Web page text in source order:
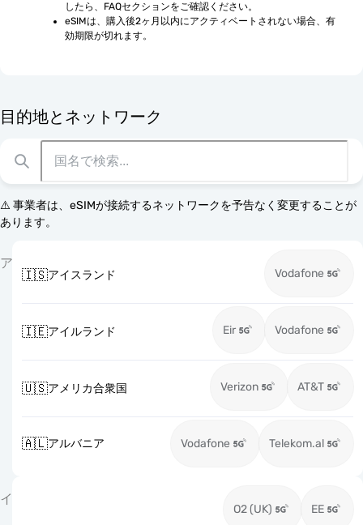
したら、FAQセクションをご確認ください。
eSIMは、購入後2ヶ月以内にアクティベートされない場合、有
効期限が切れます。
目的地とネットワーク
⚠️ 事業者は、eSIMが接続するネットワークを予告なく変更することが
あります。
ア
🇮🇸アイスランド Vodafone
🇮🇪アイルランド Eir Vodafone
🇺🇸アメリカ合衆国 Verizon AT&T
🇦🇱アルバニア Vodafone Telekom.al
イ
O2 (UK) EE